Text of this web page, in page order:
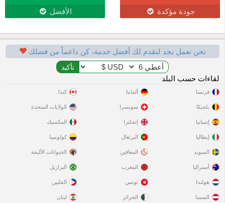
جودة مؤكدة الأفضل
نحن نعمل بجد لنقدم لك أفضل خدمة، كن داعماً من فضلك
لقاءات حسب البلد
فرنسا
بلجيكا
إسبانيا
إيطاليا
السويد
ألمانيا
سويسرا
إنجلترا
البرتغال
المعاقين
كندا
الولايات المتحدة
المكسيك
كولومبيا
الحيوانات الأليفة
أستراليا
هولندا
النمسا
المغرب
تونس
الجزائر
البرازيل
الفلبين
لبنان